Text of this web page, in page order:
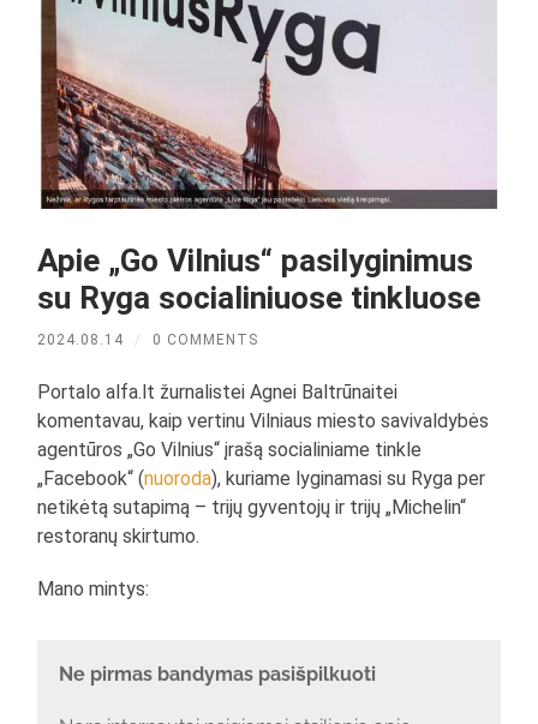
Apie „Go Vilnius“ pasilyginimus
su Ryga socialiniuose tinkluose
2024.08.14 / 0 COMMENTS
Portalo alfa.lt žurnalistei Agnei Baltrūnaitei
komentavau, kaip vertinu Vilniaus miesto savivaldybės
agentūros „Go Vilnius“ įrašą socialiniame tinkle
„Facebook“ (nuoroda), kuriame lyginamasi su Ryga per
netikėtą sutapimą – trijų gyventojų ir trijų „Michelin“
restoranų skirtumo.
Mano mintys:
Ne pirmas bandymas pasišpilkuoti